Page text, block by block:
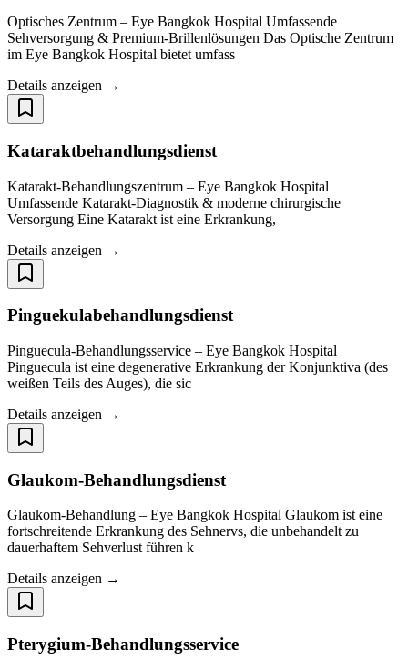
Optisches Zentrum – Eye Bangkok Hospital Umfassende
Sehversorgung & Premium-Brillenlösungen Das Optische Zentrum
im Eye Bangkok Hospital bietet umfass
Details anzeigen →
Kataraktbehandlungsdienst
Katarakt-Behandlungszentrum – Eye Bangkok Hospital
Umfassende Katarakt-Diagnostik & moderne chirurgische
Versorgung Eine Katarakt ist eine Erkrankung,
Details anzeigen →
Pinguekulabehandlungsdienst
Pinguecula-Behandlungsservice – Eye Bangkok Hospital
Pinguecula ist eine degenerative Erkrankung der Konjunktiva (des
weißen Teils des Auges), die sic
Details anzeigen →
Glaukom-Behandlungsdienst
Glaukom-Behandlung – Eye Bangkok Hospital Glaukom ist eine
fortschreitende Erkrankung des Sehnervs, die unbehandelt zu
dauerhaftem Sehverlust führen k
Details anzeigen →
Pterygium-Behandlungsservice